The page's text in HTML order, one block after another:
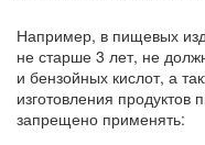
Например, в пищевых
не старше 3 лет, не
и бензойных кислот, а
изготовления продуктов
запрещено применять: